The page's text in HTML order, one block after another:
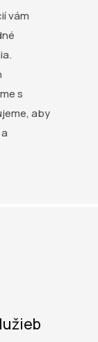
vám
s
aby